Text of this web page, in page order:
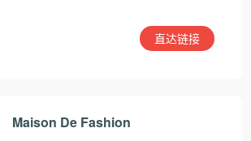
直达链接
Maison De Fashion